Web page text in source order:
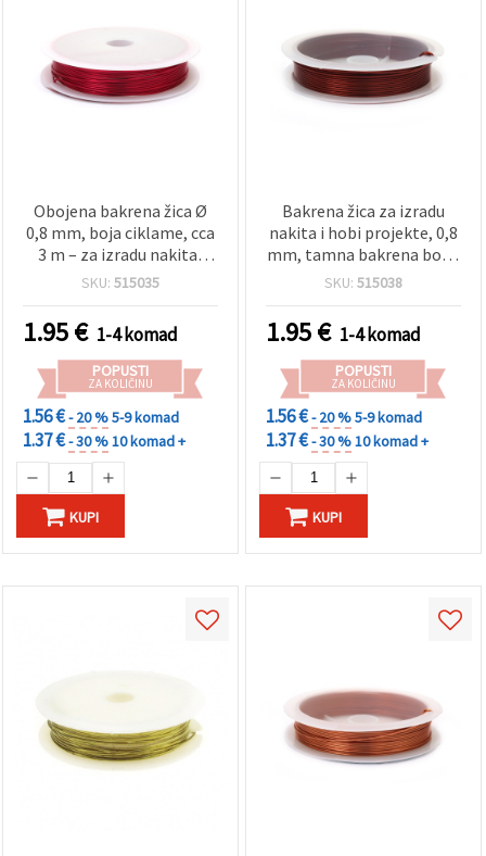
Obojena bakrena žica Ø
0,8 mm, boja ciklame, cca
3 m – za izradu nakita,
hobi projekte i dekoracije
SKU: 515035
1.95€ 1-4 komad
POPUSTI
ZA KOLIČINU
1.56 €- 20 %5-9 komad
1.37 €- 30 %10 komad +
KUPI
Bakrena žica za izradu
nakita i hobi projekte, 0,8
mm, tamna bakrena boja,
~3 m – fleksibilna za wire
dekoracije
SKU: 515038
1.95€ 1-4 komad
POPUSTI
ZA KOLIČINU
1.56 €- 20 %5-9 komad
1.37 €- 30 %10 komad +
KUPI